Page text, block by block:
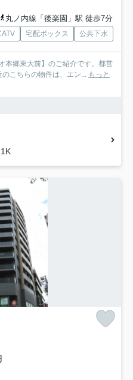
丸ノ内線「後楽園」駅 徒歩7分
宅配ボックス 公共下水
本郷東大前】のご紹介です。都営
こちらの物件は、エン... もっと